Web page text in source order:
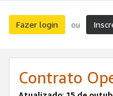
Fazer login ou
Contrato